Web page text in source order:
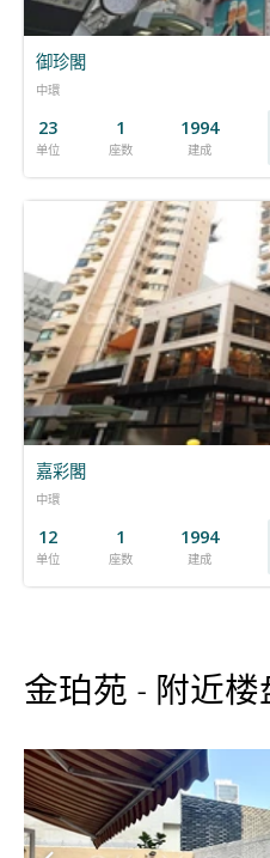
御珍閣
中環
23
单位
1
座数
1994
建成
嘉彩閣
中環
12
单位
1
座数
1994
建成
金珀苑 - 附近楼